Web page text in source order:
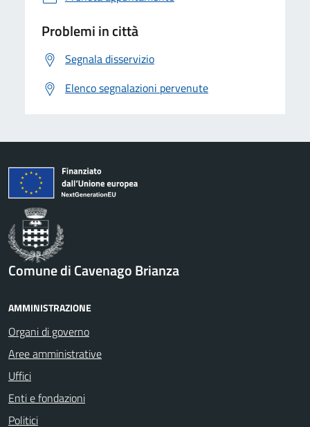
Problemi in città
Segnala disservizio
Elenco segnalazioni pervenute
Comune di Cavenago Brianza
AMMINISTRAZIONE
Organi di governo
Aree amministrative
Uffici
Enti e fondazioni
Politici